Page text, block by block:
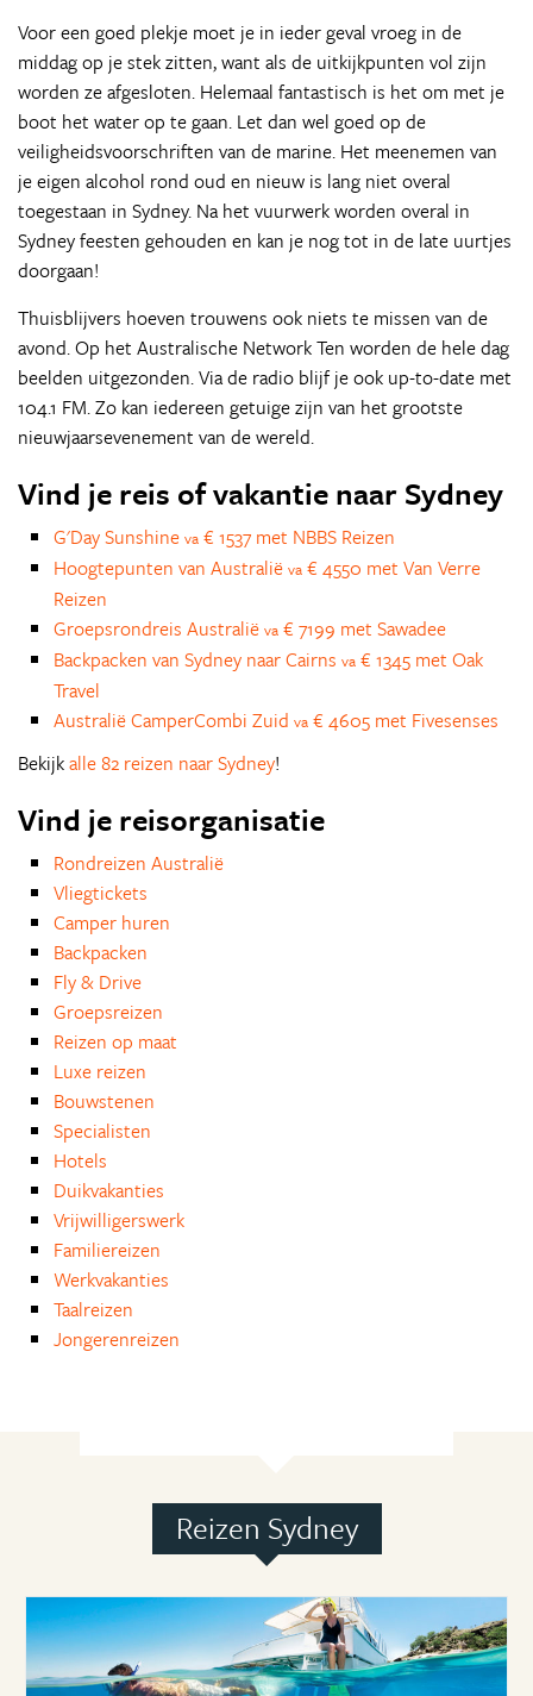
Voor een goed plekje moet je in ieder geval vroeg in de
middag op je stek zitten, want als de uitkijkpunten vol zijn
worden ze afgesloten. Helemaal fantastisch is het om met je
boot het water op te gaan. Let dan wel goed op de
veiligheidsvoorschriften van de marine. Het meenemen van
je eigen alcohol rond oud en nieuw is lang niet overal
toegestaan in Sydney. Na het vuurwerk worden overal in
Sydney feesten gehouden en kan je nog tot in de late uurtjes
doorgaan!
Thuisblijvers hoeven trouwens ook niets te missen van de
avond. Op het Australische Network Ten worden de hele dag
beelden uitgezonden. Via de radio blijf je ook up-to-date met
104.1 FM. Zo kan iedereen getuige zijn van het grootste
nieuwjaarsevenement van de wereld.
Vind je reis of vakantie naar Sydney
G'Day Sunshine va € 1537 met NBBS Reizen
Hoogtepunten van Australië va € 4550 met Van Verre
Reizen
Groepsrondreis Australië va € 7199 met Sawadee
Backpacken van Sydney naar Cairns va € 1345 met Oak
Travel
Australië CamperCombi Zuid va € 4605 met Fivesenses
Bekijkalle 82 reizen naar Sydney!
Vind je reisorganisatie
Rondreizen Australië
Vliegtickets
Camper huren
Backpacken
Fly & Drive
Groepsreizen
Reizen op maat
Luxe reizen
Bouwstenen
Specialisten
Hotels
Duikvakanties
Vrijwilligerswerk
Familiereizen
Werkvakanties
Taalreizen
Jongerenreizen
Reizen Sydney